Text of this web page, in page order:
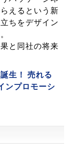
えるという新
ちをデザイン
と同社の将来
生！ 売れる
ンプロモーシ